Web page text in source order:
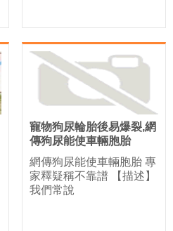
寵物狗尿輪胎後易爆裂,網
傳狗尿能使車輛胞胎
網傳狗尿能使車輛胞胎 專
家釋疑稱不靠譜 【描述】
我們常說